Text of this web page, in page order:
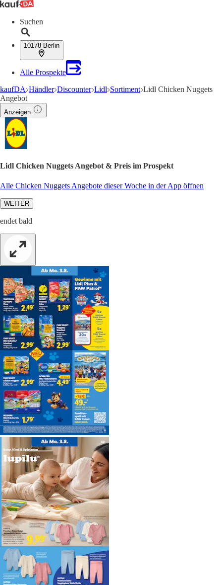
Suchen
10178 Berlin
Alle Prospekte
kaufDA Händler Discounter Lidl Sortiment Lidl Chicken Nuggets
Angebot
Anzeigen
Lidl Chicken Nuggets Angebot & Preis im Prospekt
Alle Chicken Nuggets Angebote dieser Woche in der App öffnen
WEITER
endet bald